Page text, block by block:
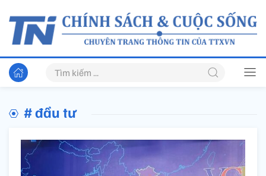
# đầu tư